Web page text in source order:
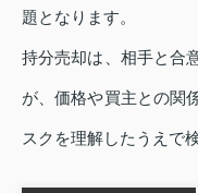
題となります。
持分売却は、相手と合
が、価格や買主との関
スクを理解したうえで